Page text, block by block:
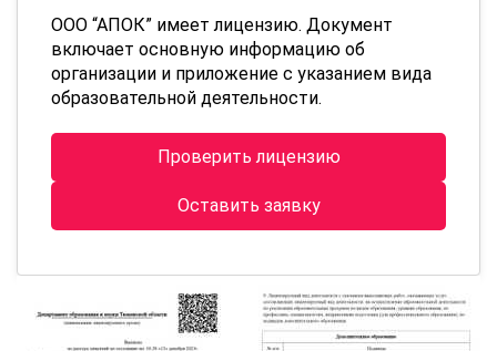
ООО “АПОК” имеет лицензию. Документ
включает основную информацию об
организации и приложение с указанием вида
образовательной деятельности.
Проверить лицензию
Оставить заявку